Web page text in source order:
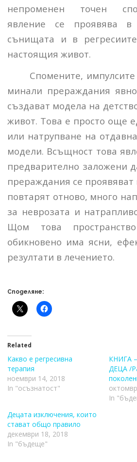
непроменен точен
явление се проявява в
сънищата и в
настоящия живот.
Спомените, импулсите
минали прераждания
създават модела на
живот. Това е просто още
или натрупване на
модели. Всъщност това
предварително заложени
прераждания се проявяват
повтарят отново, много
за неврозата и
Щом това
обикновено има ясни,
резултати в лечението.
Споделяне:
Related
Какво е регресивна
терапия
ноември 14, 2018
In "осъзнатост"
КНИГА
ДЕЦА /
In
Децата изключения, които
стават общо правило
декември 18, 2018
In "бъдеще"